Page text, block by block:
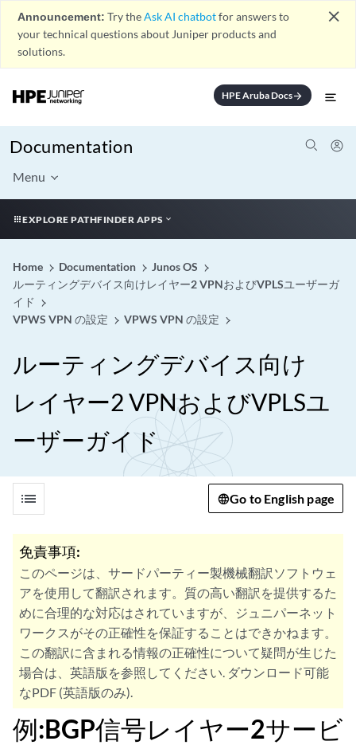
Announcement: Try theAsk AI chatbotfor answers to
your technical questions about Juniper products and
solutions.
close
HPE Aruba Docsarrow_forward
Documentation
Menu
EXPLORE PATHFINDER APPS
Home Documentation
Junos OS
ルーティングデバイス向けレイヤー2 VPNおよびVPLSユーザーガ
イド
VPWS VPN の設定
VPWS VPN の設定
ルーティングデバイス向け
レイヤー2 VPNおよびVPLSユ
ーザーガイド
list Go to English page
免責事項:
このページは、サードパーティー製機械翻訳ソフトウェ
アを使用して翻訳されます。質の高い翻訳を提供するた
めに合理的な対応はされていますが、ジュニパーネット
ワークスがその正確性を保証することはできかねます。
この翻訳に含まれる情報の正確性について疑問が生じた
場合は、英語版を参照してください. ダウンロード可能
なPDF (英語版のみ).
例:BGP信号レイヤー2サービ